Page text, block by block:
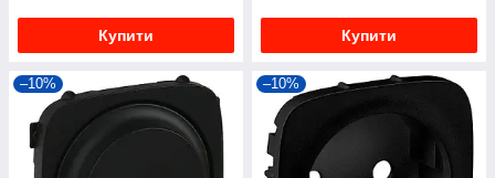
Купити Купити
–10% –10%